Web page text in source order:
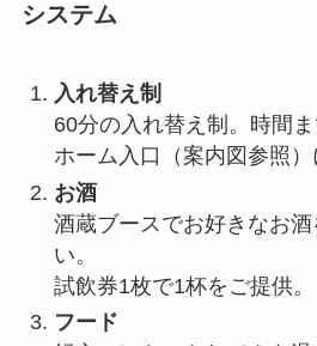
システム
入れ替え制
60分の入れ替え制。時間
ホーム入口（案内図参照）
お酒
酒蔵ブースでお好きなお
い。
試飲券1枚で1杯をご提供。
フード